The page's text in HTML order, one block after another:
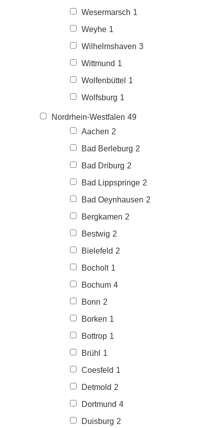
Wesermarsch 1
Weyhe 1
Wilhelmshaven 3
Wittmund 1
Wolfenbüttel 1
Wolfsburg 1
Nordrhein-Westfalen 49
Aachen 2
Bad Berleburg 2
Bad Driburg 2
Bad Lippspringe 2
Bad Oeynhausen 2
Bergkamen 2
Bestwig 2
Bielefeld 2
Bocholt 1
Bochum 4
Bonn 2
Borken 1
Bottrop 1
Brühl
1
Coesfeld 1
Detmold 2
Dortmund 4
Duisburg 2